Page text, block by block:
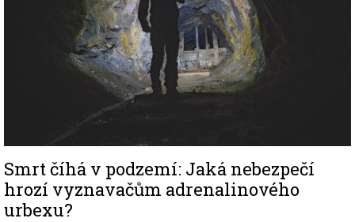
Smrt číhá v podzemí: Jaká nebezpečí
hrozí vyznavačům adrenalinového
urbexu?